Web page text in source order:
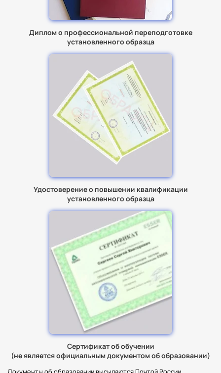
Диплом о профессиональной переподготовке
установленного образца
Удостоверение о повышении квалификации
установленного образца
Сертификат об обучении
(не является официальным документом об образовании)